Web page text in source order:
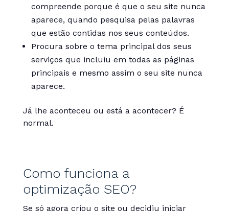
compreende porque é que o seu site nunca
aparece, quando pesquisa pelas palavras
que estão contidas nos seus conteúdos.
Procura sobre o tema principal dos seus
serviços que incluiu em todas as páginas
principais e mesmo assim o seu site nunca
aparece.
Já lhe aconteceu ou está a acontecer? É
normal.
Como funciona a
optimização SEO?
Se só agora criou o site ou decidiu iniciar